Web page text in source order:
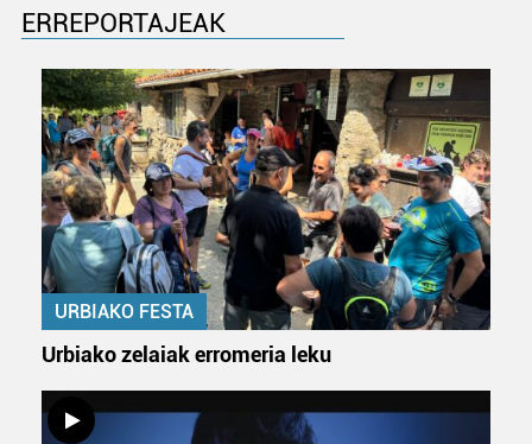
ERREPORTAJEAK
URBIAKO FESTA
Urbiako zelaiak erromeria leku